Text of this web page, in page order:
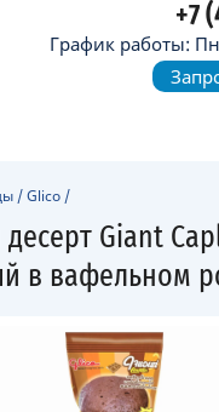
+7
График работы:
/Glico /
Giant
в вафельном